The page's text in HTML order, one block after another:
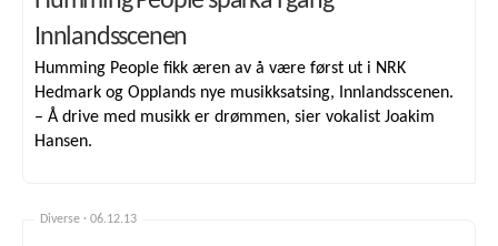
Innlandsscenen
Humming People fikk æren av å være først ut i NRK
Hedmark og Opplands nye musikksatsing, Innlandsscenen.
– Å drive med musikk er drømmen, sier vokalist Joakim
Hansen.
Diverse · 06.12.13